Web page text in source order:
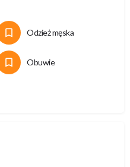
Odzież męska
Obuwie